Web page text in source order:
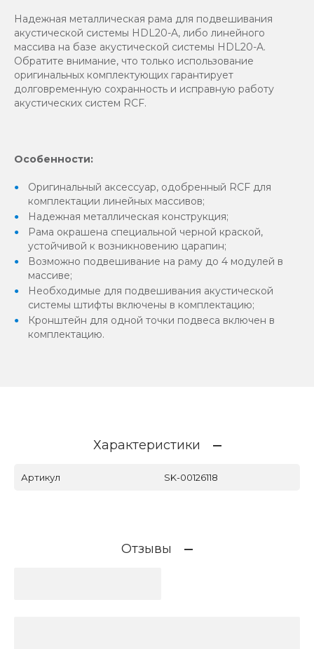
Надежная металлическая рама для подвешивания
акустической системы HDL20-A, либо линейного
массива на базе акустической системы HDL20-A.
Обратите внимание, что только использование
оригинальных комплектующих гарантирует
долговременную сохранность и исправную работу
акустических систем RCF.
Особенности:
Оригинальный аксессуар, одобренный RCF для
комплектации линейных массивов;
Надежная металлическая конструкция;
Рама окрашена специальной черной краской,
устойчивой к возникновению царапин;
Возможно подвешивание на раму до 4 модулей в
массиве;
Необходимые для подвешивания акустической
системы штифты включены в комплектацию;
Кронштейн для одной точки подвеса включен в
комплектацию.
Характеристики
Артикул SK-00126118
Отзывы